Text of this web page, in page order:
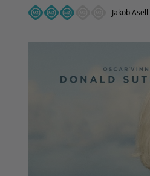
Jakob Asell